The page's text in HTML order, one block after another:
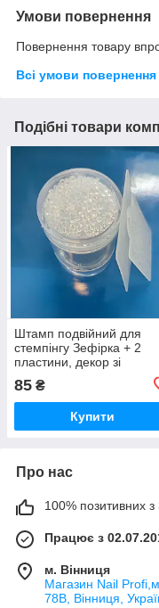
Умови повернення
Повернення товару
Всі умови повернення
Подібні товари
Штамп подвійний для
стемпінгу Зефірка + 2
пластини, декор зі
85 ₴
Купити
Про нас
100% позитивних з
Працює з
м. Вінниця
Магазин Nail
78В, Вінниця,